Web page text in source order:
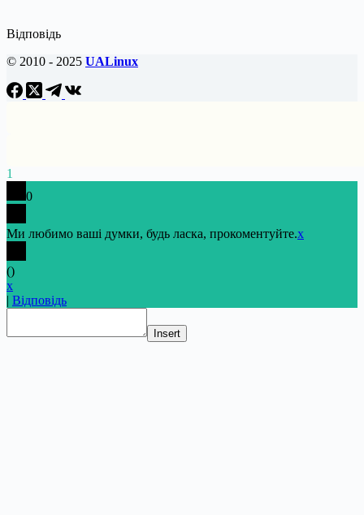
Відповідь
© 2010 - 2025 UALinux
1
0
Ми любимо ваші думки, будь ласка, прокоментуйте.x
()
x
| Відповідь
Insert